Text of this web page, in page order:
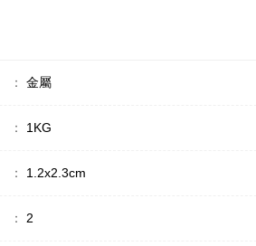
： 金屬
： 1KG
： 1.2x2.3cm
： 2